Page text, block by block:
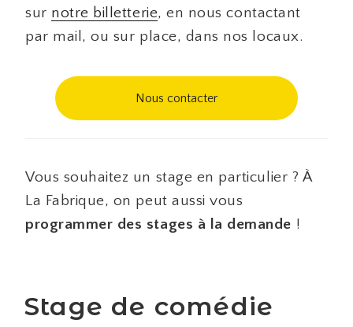
sur notre billetterie, en nous contactant
par mail, ou sur place, dans nos locaux.
Nous contacter
Vous souhaitez un stage en particulier ? À
La Fabrique, on peut aussi vous
programmer des stages à la demande !
Stage de comédie